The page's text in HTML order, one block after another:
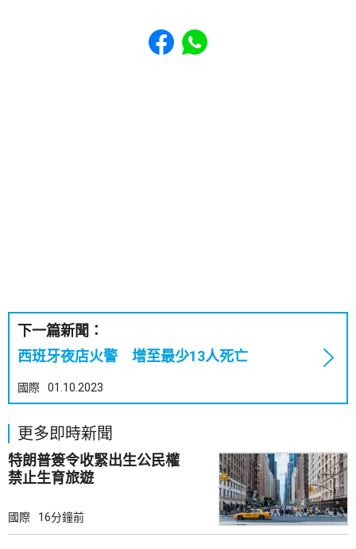
Share to Facebook
Share to WhatsApp
下一篇新聞：
西班牙夜店火警 增至最少13人死亡
國際 01.10.2023
更多即時新聞
特朗普簽令收緊出生公民權
禁止生育旅遊
國際 16分鐘前